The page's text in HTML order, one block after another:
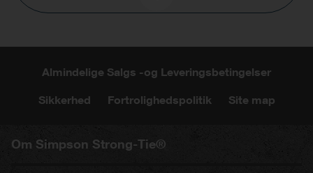
Almindelige Salgs -og Leveringsbetingelser
Sikkerhed Fortrolighedspolitik Site map
Om Simpson Strong-Tie®